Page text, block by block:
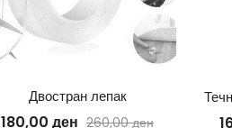
Двостран лепак
180,00 ден 260,00ден